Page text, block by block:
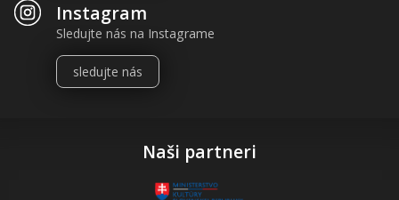
Instagram
Sledujte nás na Instagrame
sledujte nás
Naši partneri